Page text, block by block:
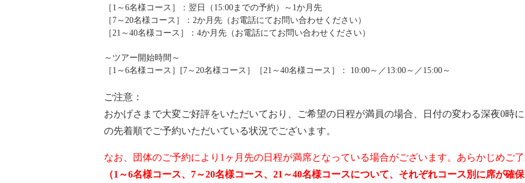
［1～6名様コース］：翌日（15:00までの予約）～1か月先
［7～20名様コース］：2か月先（お電話にてお問い合わせください）
［21～40名様コース］：4か月先（お電話にてお問い合わせください）
～ツアー開始時間～
［1～6名様コース］[7～20名様コース］［21～40名様コース］： 10:00～／13:00～／15:00～
ご注意：
おかげさまで大変ご好評をいただいており、ご希望の日程が満員の場合、日付の変わる深夜0時
の先着順でご予約いただいている状況でございます。
なお、団体のご予約により1ヶ月先の日程が満席となっている場合がございます。あらかじめご了
（1～6名様コース、7～20名様コース、21～40名様コースについて、それぞれコース別に席が確